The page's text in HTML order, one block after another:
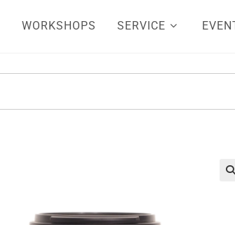
WORKSHOPS SERVICE